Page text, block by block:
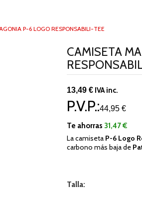
P-6 LOGO RESPONSABILI-TEE
CAMISETA
13,49 € IVA inc.
P.V.P.:44,95 €
Te ahorras 31,47 €
La camiseta P-6 Logo
carbono más baja de
Talla: